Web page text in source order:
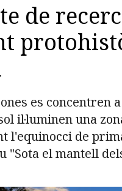
de
es concentren
il·luminen una
l'equinocci de
"Sota el mantell